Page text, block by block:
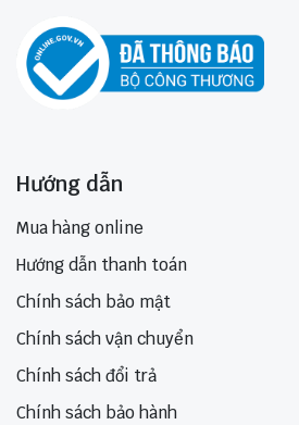
Hướng dẫn
Mua hàng online
Hướng dẫn thanh toán
Chính sách bảo mật
Chính sách vận chuyển
Chính sách đổi trả
Chính sách bảo hành